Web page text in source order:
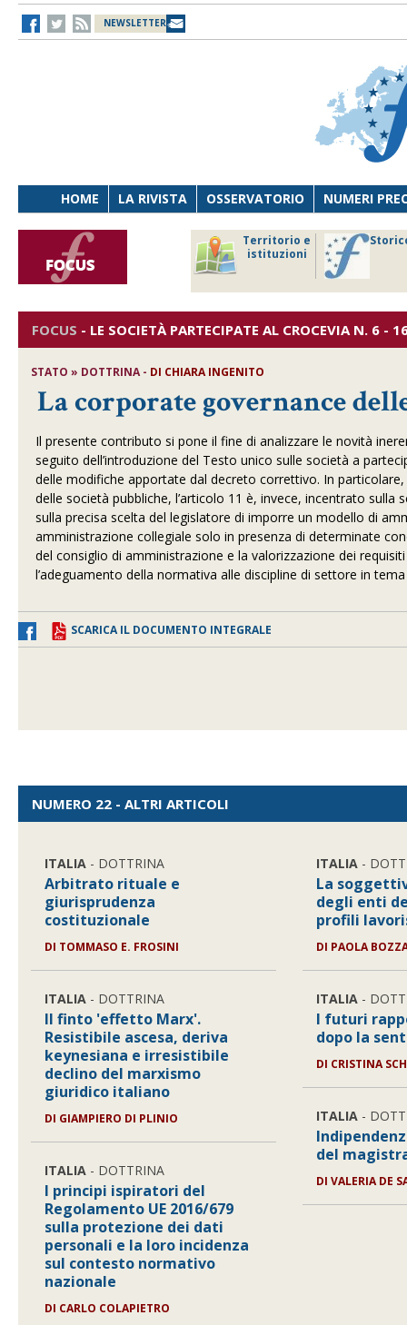
NEWSLETTER
HOME LA RIVISTA OSSERVATORIO NUMERI
Territorio e
istituzioni
FOCUS - LE SOCIETÀ PARTECIPATE AL CROCEVIAN. 6 -
STATO » DOTTRINA - DI CHIARA INGENITO
La corporate governance
Il presente contributo si pone il fine di analizzare le novità
seguito dell’introduzione del Testo unico sulle società a
delle modifiche apportate dal decreto correttivo. In
delle società pubbliche, l’articolo 11 è, invece, incentrato
sulla precisa scelta del legislatore di imporre un modello di
amministrazione collegiale solo in presenza di determinate
del consiglio di amministrazione e la valorizzazione dei
l’adeguamento della normativa alle discipline di settore in
SCARICA IL DOCUMENTO INTEGRALE
NUMERO 22 - ALTRI ARTICOLI
ITALIA - DOTTRINA
Arbitrato rituale e
giurisprudenza
costituzionale
DI TOMMASO E. FROSINI
ITALIA - DOTTRINA
Il finto 'effetto Marx'.
Resistibile ascesa, deriva
keynesiana e irresistibile
declino del marxismo
giuridico italiano
DI GIAMPIERO DI PLINIO
ITALIA - DOTTRINA
I principi ispiratori del
Regolamento UE 2016/679
sulla protezione dei dati
personali e la loro incidenza
sul contesto normativo
nazionale
DI CARLO COLAPIETRO
ITALIA -
La
degli enti
profili
DI PAOLA
ITALIA -
I futuri
dopo la
DI CRISTINA
ITALIA -
del
DIVALERIA DE